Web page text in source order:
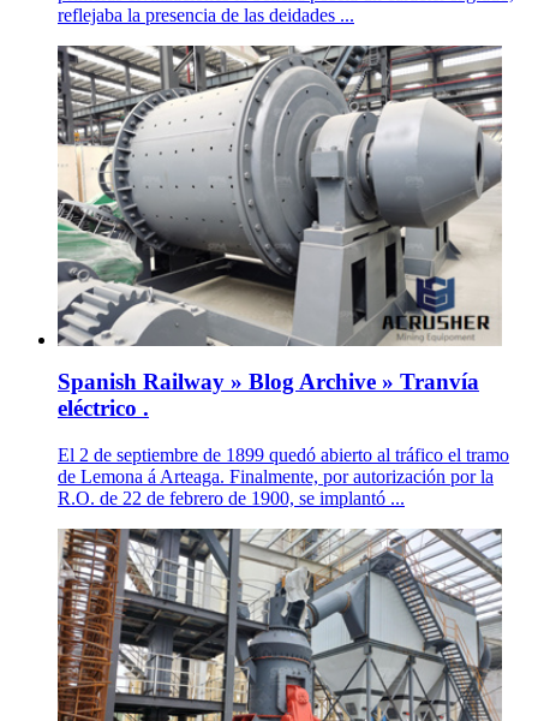
reflejaba la presencia de las deidades ...
Spanish Railway » Blog Archive » Tranvía
eléctrico .
El 2 de septiembre de 1899 quedó abierto al tráfico el tramo
de Lemona á Arteaga. Finalmente, por autorización por la
R.O. de 22 de febrero de 1900, se implantó ...